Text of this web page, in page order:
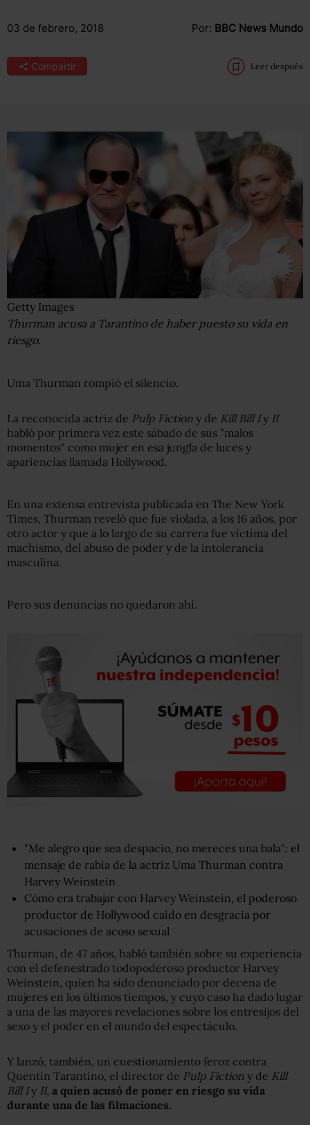
03 de febrero, 2018 Por: BBC News Mundo
Compartir Leer después
Getty Images
Thurman acusa a Tarantino de haber puesto su vida en
riesgo.
Uma Thurman rompió el silencio.
La reconocida actriz de Pulp Fiction y de Kill Bill Iy II
habló por primera vez este sábado de sus "malos
momentos" como mujer en esa jungla de luces y
apariencias llamada Hollywood.
En una extensa entrevista publicada en The New York
Times, Thurman reveló que fue violada, a los 16 años, por
otro actor y que a lo largo de su carrera fue víctima del
machismo, del abuso de poder y de la intolerancia
masculina.
Pero sus denuncias no quedaron ahí.
"Me alegro que sea despacio, no mereces una bala": el
mensaje de rabia de la actriz Uma Thurman contra
Harvey Weinstein
Cómo era trabajar con Harvey Weinstein, el poderoso
productor de Hollywood caído en desgracia por
acusaciones de acoso sexual
Thurman, de 47 años, habló también sobre su experiencia
con el defenestrado todopoderoso productor Harvey
Weinstein, quien ha sido denunciado por decena de
mujeres en los últimos tiempos, y cuyo caso ha dado lugar
a una de las mayores revelaciones sobre los entresijos del
sexo y el poder en el mundo del espectáculo.
Y lanzó, también, un cuestionamiento feroz contra
Quentin Tarantino, el director de Pulp Fiction y de Kill
Bill Iy II, a quien acusó de poner en riesgo su vida
durante una de las filmaciones.